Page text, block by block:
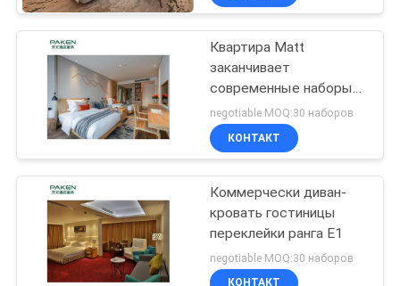
Квартира Matt
заканчивает
современные наборы
мебели спальни
negotiable MOQ:30 наборов
КОНТАКТ
Коммерчески диван-
кровать гостиницы
переклейки ранга E1
negotiable MOQ:30 наборов
КОНТАКТ